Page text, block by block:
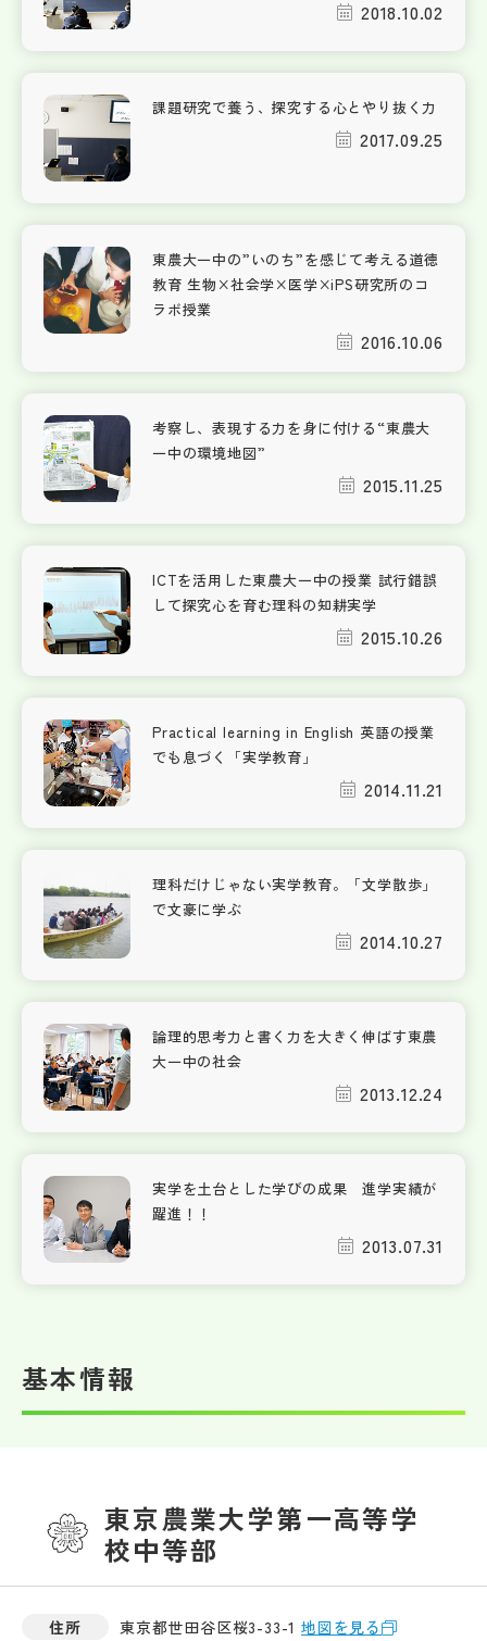
2018.10.02
課題研究で養う、探究する心とやり抜く力
2017.09.25
東農大一中の”いのち”を感じて考える道徳
教育 生物×社会学×医学×iPS研究所のコ
ラボ授業
2016.10.06
考察し、表現する力を身に付ける“東農大
一中の環境地図”
2015.11.25
ICTを活用した東農大一中の授業 試行錯誤
して探究心を育む理科の知耕実学
2015.10.26
Practical learning in English 英語の授業
でも息づく「実学教育」
2014.11.21
理科だけじゃない実学教育。「文学散歩」
で文豪に学ぶ
2014.10.27
論理的思考力と書く力を大きく伸ばす東農
大一中の社会
2013.12.24
実学を土台とした学びの成果 進学実績が
躍進！！
2013.07.31
基本情報
東京農業大学第一高等学
校中等部
住所 東京都世田谷区桜3-33-1 地図を見る